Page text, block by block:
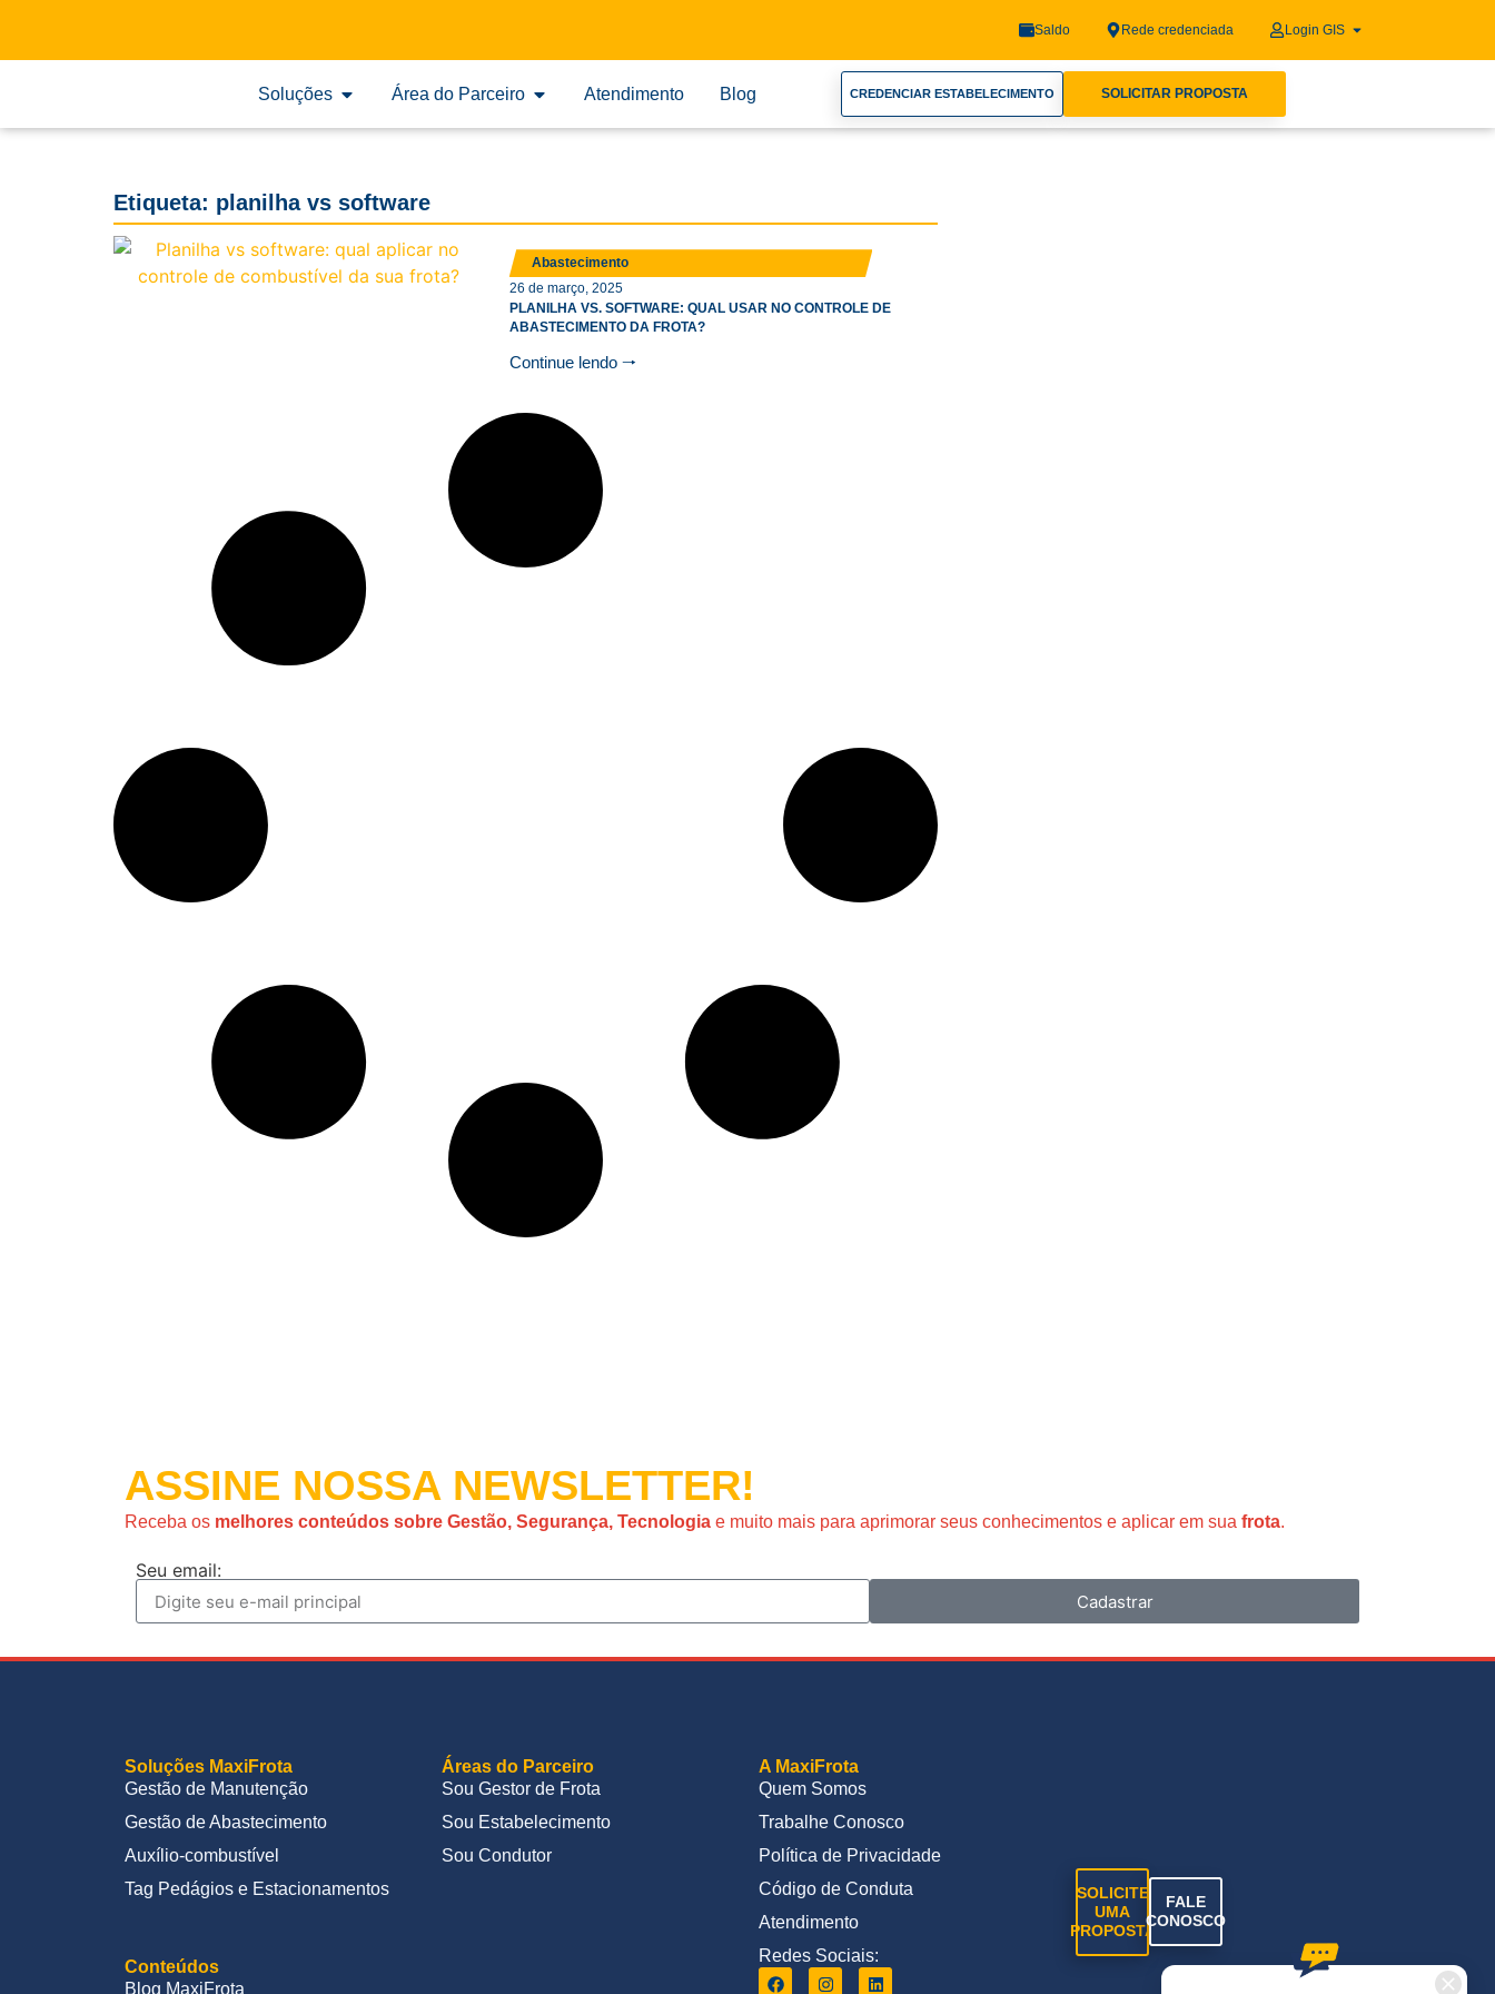
Saldo Rede credenciada Login GIS
Soluções Área do Parceiro Atendimento Blog CREDENCIAR ESTABELECIMENTO SOLICITAR PROPOSTA
Etiqueta: planilha vs software
Abastecimento
26 de março, 2025
PLANILHA VS. SOFTWARE: QUAL USAR NO CONTROLE DE
ABASTECIMENTO DA FROTA?
Continue lendo 🠒
ASSINE NOSSANEWSLETTER!
Receba os melhores conteúdos sobre Gestão, Segurança, Tecnologia e muito mais para aprimorar seus conhecimentos e aplicar em sua frota.
Seu email:
Cadastrar
Soluções MaxiFrota
Gestão de Manutenção
Gestão de Abastecimento
Auxílio-combustível
Tag Pedágios e Estacionamentos
Conteúdos
Blog MaxiFrota
Áreas do Parceiro
Sou Gestor de Frota
Sou Estabelecimento
Sou Condutor
A MaxiFrota
Quem Somos
Trabalhe Conosco
Política de Privacidade
Código de Conduta
Atendimento
Redes Sociais:
SOLICITE
UMA
PROPOSTA
FALE
CONOSCO